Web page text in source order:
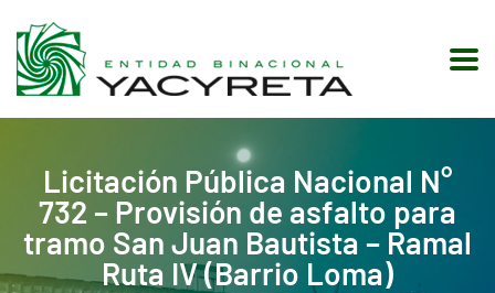
Licitación Pública Nacional N°
732 – Provisión de asfalto para
tramo San Juan Bautista – Ramal
Ruta IV (Barrio Loma)